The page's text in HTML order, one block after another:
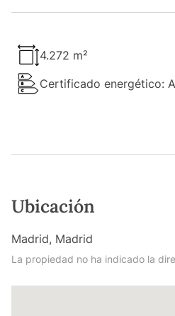
4.272 m²
Certificado energético: A
Ubicación
Madrid, Madrid
La propiedad no ha indicado la